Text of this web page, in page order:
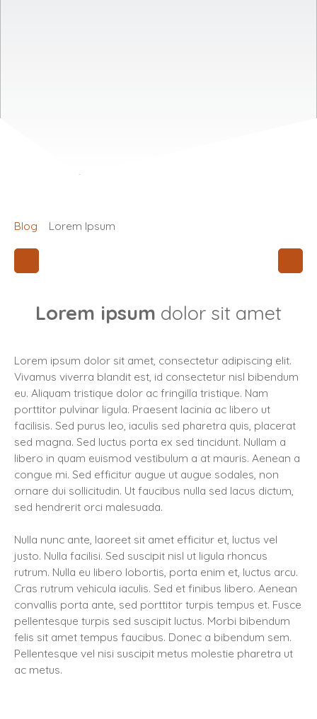
Blog Lorem Ipsum
Lorem ipsum dolor sit amet
Lorem ipsum dolor sit amet, consectetur adipiscing elit.
Vivamus viverra blandit est, id consectetur nisl bibendum
eu. Aliquam tristique dolor ac fringilla tristique. Nam
porttitor pulvinar ligula. Praesent lacinia ac libero ut
facilisis. Sed purus leo, iaculis sed pharetra quis, placerat
sed magna. Sed luctus porta ex sed tincidunt. Nullam a
libero in quam euismod vestibulum a at mauris. Aenean a
congue mi. Sed efficitur augue ut augue sodales, non
ornare dui sollicitudin. Ut faucibus nulla sed lacus dictum,
sed hendrerit orci malesuada.
Nulla nunc ante, laoreet sit amet efficitur et, luctus vel
justo. Nulla facilisi. Sed suscipit nisl ut ligula rhoncus
rutrum. Nulla eu libero lobortis, porta enim et, luctus arcu.
Cras rutrum vehicula iaculis. Sed et finibus libero. Aenean
convallis porta ante, sed porttitor turpis tempus et. Fusce
pellentesque turpis sed suscipit luctus. Morbi bibendum
felis sit amet tempus faucibus. Donec a bibendum sem.
Pellentesque vel nisi suscipit metus molestie pharetra ut
ac metus.